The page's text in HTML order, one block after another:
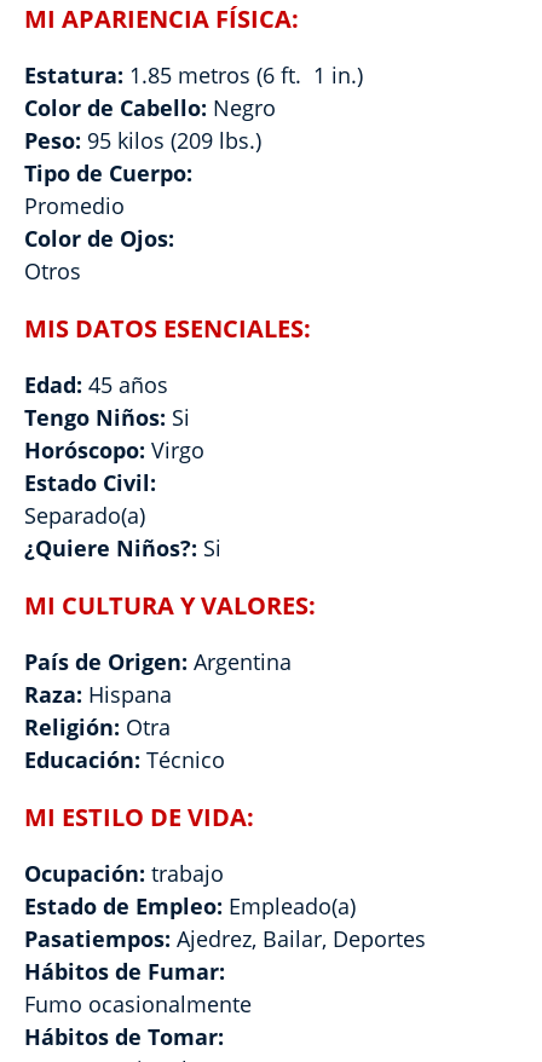
MI APARIENCIA FÍSICA:
Estatura: 1.85 metros (6 ft. 1 in.)
Color de Cabello: Negro
Peso: 95 kilos (209 lbs.)
Tipo de Cuerpo:
Promedio
Color de Ojos:
Otros
MIS DATOS ESENCIALES:
Edad: 45 años
Tengo Niños: Si
Horóscopo: Virgo
Estado Civil:
Separado(a)
¿Quiere Niños?: Si
MI CULTURA Y VALORES:
País de Origen: Argentina
Raza: Hispana
Religión: Otra
Educación: Técnico
MI ESTILO DE VIDA:
Ocupación: trabajo
Estado de Empleo: Empleado(a)
Pasatiempos: Ajedrez, Bailar, Deportes
Hábitos de Fumar:
Fumo ocasionalmente
Hábitos de Tomar: